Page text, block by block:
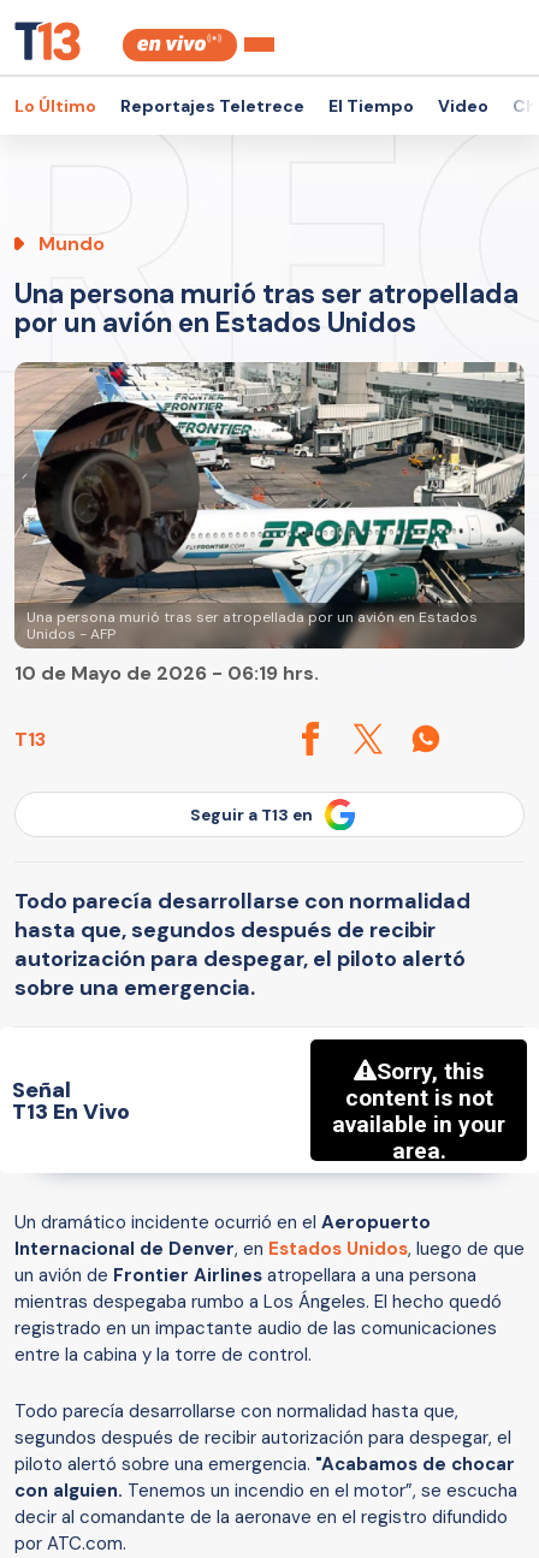
Lo Último Reportajes Teletrece El Tiempo Video
Mundo
Una persona murió tras ser atropellada
por un avión en Estados Unidos
Una persona murió tras ser atropellada por un avión en Estados
Unidos - AFP
T13
10 de Mayo de 2026 - 06:19 hrs.
Seguir a T13 en
Todo parecía desarrollarse con normalidad
hasta que, segundos después de recibir
autorización para despegar, el piloto alertó
sobre una emergencia.
Señal
T13 En Vivo
Un dramático incidente ocurrió en el Aeropuerto
Internacional de Denver, en Estados Unidos, luego de que
un avión de Frontier Airlines atropellara a una persona
mientras despegaba rumbo a Los Ángeles. El hecho quedó
registrado en un impactante audio de las comunicaciones
entre la cabina y la torre de control.
Todo parecía desarrollarse con normalidad hasta que,
segundos después de recibir autorización para despegar, el
piloto alertó sobre una emergencia. "Acabamos de chocar
con alguien. Tenemos un incendio en el motor”, se escucha
decir al comandante de la aeronave en el registro difundido
por ATC.com.